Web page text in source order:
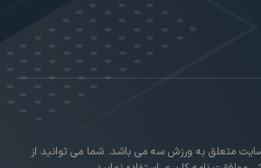
متعلق به ورزش سه می باشد. شما می توانید از